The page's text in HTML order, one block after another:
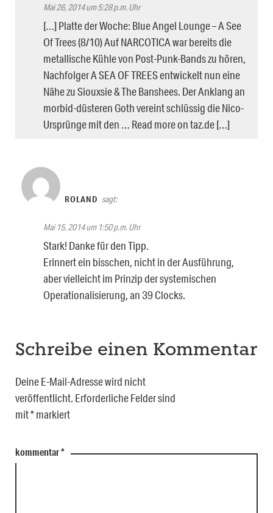
Mai 26, 2014 um 5:28 p.m. Uhr
[…] Platte der Woche: Blue Angel Lounge – A See
Of Trees (8/10) Auf NARCOTICA war bereits die
metallische Kühle von Post-Punk-Bands zu hören,
Nachfolger A SEA OF TREES entwickelt nun eine
Nähe zu Siouxsie & The Banshees. Der Anklang an
morbid-düsteren Goth vereint schlüssig die Nico-
Ursprünge mit den … Read more on taz.de […]
ROLAND sagt:
Mai 15, 2014 um 1:50 p.m. Uhr
Stark! Danke für den Tipp.
Erinnert ein bisschen, nicht in der Ausführung,
aber vielleicht im Prinzip der systemischen
Operationalisierung, an 39 Clocks.
Schreibe einen Kommentar
Deine E-Mail-Adresse wird nicht
veröffentlicht. Erforderliche Felder sind
mit*markiert
kommentar*